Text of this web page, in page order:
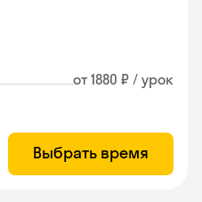
от 1880 ₽ / урок
Выбрать время